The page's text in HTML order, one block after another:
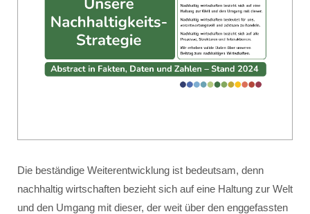
Die beständige Weiterentwicklung ist bedeutsam, denn
nachhaltig wirtschaften bezieht sich auf eine Haltung zur Welt
und den Umgang mit dieser, der weit über den enggefassten